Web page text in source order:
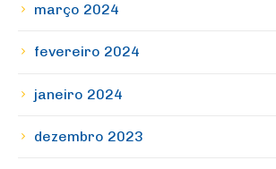
março 2024
fevereiro 2024
janeiro 2024
dezembro 2023